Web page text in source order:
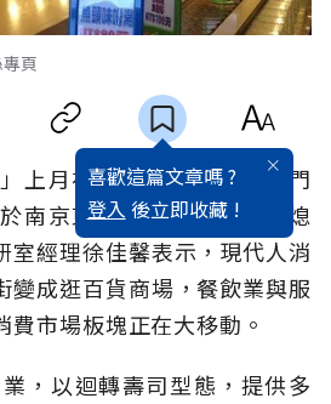
頁
喜歡這篇文章嗎 ?
登入 後立即收藏 !
上月在板橋大遠百開設新門
南京東路的第一間門市店熄
室經理徐佳馨表示，現代人消
變成逛百貨商場，餐飲業與服
市場板塊正在大移動。
，以迴轉壽司型態，提供多